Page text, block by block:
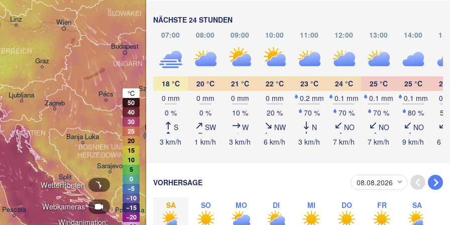
NÄCHSTE 24 STUNDEN
07:00
08:00 09:00 10:00 11:00 12:00 13:00 14:00
18 °C
0 mm
0 %
S
3 km/h
20 °C
0 mm
0 %
SW
1 km/h
21 °C
0 mm
10 %
W
3 km/h
22 °C
0 mm
20 %
NW
6 km/h
23 °C
0.2 mm
70 %
N
3 km/h
24 °C
0.1 mm
70 %
NO
7 km/h
25 °C
0.1 mm
70 %
NO
7 km/h
25 °C
0.1 mm
80 %
NO
9 km/h
25
0
50
6
VORHERSAGE
SA SO MO DI MI DO FR SA
Windanimation:
Webkameras
Wetterfronten
Wien
Budapest
Београд
(Beograd)
Zagreb
Скопје
Linz
(Niš)
Sarajevo
Ljubljana
Pescara Podgorica
Split
Szeged
Banja Luka
Pécs
Graz UNGARN
KROATIEN
BOSNIEN UND
HERZEGOWINA
SLOWAKEI
București
(Odesa)
Chișinău
Brașov
Galați
Sibiu
Пловдив
(Plovdiv)
Миколаїв
(Mykolaiv)
RUMÄNIEN
BULGARIEN
REPUBLIK
MOLDAU
°C
50
40
30
25
20
15
10
5
0
−5
−10
−15
−20